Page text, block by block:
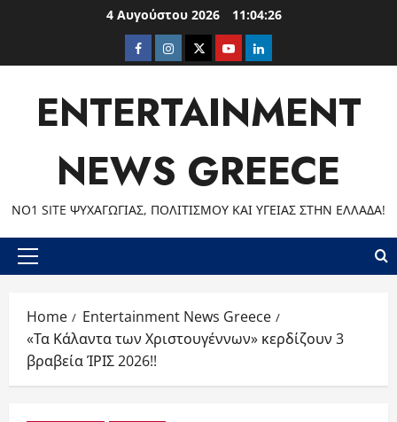
4 Αυγούστου 2026 11:04:26
Facebook
Instagram
TwitterYoutubeLinkedIn
ENTERTAINMENT
NEWS GREECE
ΝΟ1 SITE ΨΥΧΑΓΩΓΊΑΣ, ΠΟΛΙΤΙΣΜΟΎ ΚΑΙ ΥΓΕΊΑΣ ΣΤΗΝ ΕΛΛΆΔΑ!
Primary
Home
Entertainment News Greece
«Τα Κάλαντα των Χριστουγέννων» κερδίζουν 3
βραβεία ΊΡΙΣ 2026!!